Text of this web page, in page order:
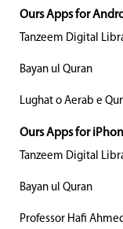
Ours Apps for
Tanzeem Digital
Bayan ul Quran
Lughat o Aerab e
Ours Apps for
Tanzeem Digital
Bayan ul Quran
Professor Hafi